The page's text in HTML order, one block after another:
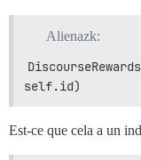
Alienazk:
self.id)
Est-ce que cela a un